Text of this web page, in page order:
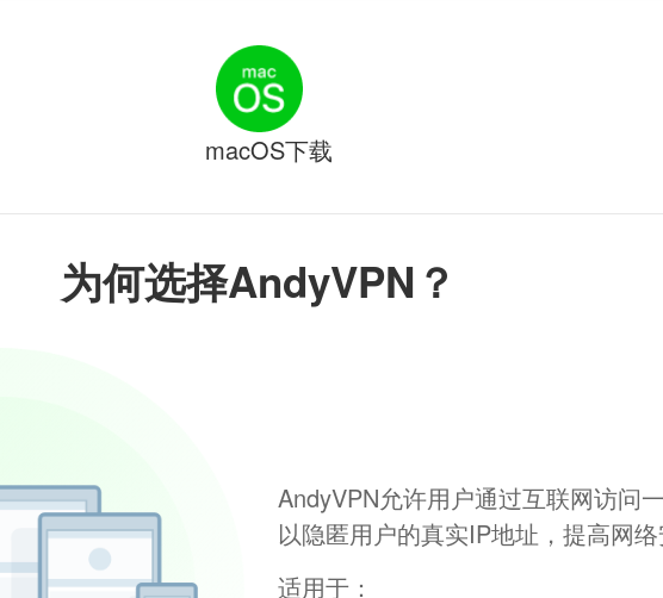
为何选择AndyVPN？
AndyVPN允许用户通过互联网访问
以隐匿用户的真实IP地址，提高网络
适用于：
macOS下载